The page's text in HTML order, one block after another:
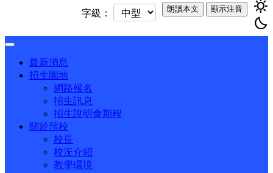
sunny
bedtime
朗讀本文 顯示注音
字級：
Toggle
navigation最新消息
招生園地
網路報名
招生訊息
招生說明會期程
關於預校
校長
校況介紹
教學環境